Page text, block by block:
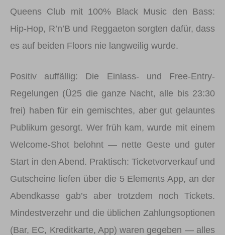
Queens Club mit 100% Black Music den Bass:
Hip-Hop, R’n’B und Reggaeton sorgten dafür, dass
es auf beiden Floors nie langweilig wurde.
Positiv auffällig: Die Einlass- und Free-Entry-
Regelungen (Ü25 die ganze Nacht, alle bis 23:30
frei) haben für ein gemischtes, aber gut gelauntes
Publikum gesorgt. Wer früh kam, wurde mit einem
Welcome-Shot belohnt — nette Geste und guter
Start in den Abend. Praktisch: Ticketvorverkauf und
Gutscheine liefen über die 5 Elements App, an der
Abendkasse gab’s aber trotzdem noch Tickets.
Mindestverzehr und die üblichen Zahlungsoptionen
(Bar, EC, Kreditkarte, App) waren gegeben — alles